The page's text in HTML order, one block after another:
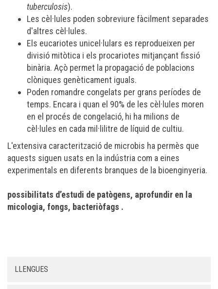
tuberculosis).
Les cèl·lules poden sobreviure fàcilment separades
d'altres cèl·lules.
Els eucariotes unicel·lulars es reprodueixen per
divisió mitòtica i els procariotes mitjançant fissió
binària. Açò permet la propagació de poblacions
clòniques genèticament iguals.
Poden romandre congelats per grans períodes de
temps. Encara i quan el 90% de les cèl·lules moren
en el procés de congelació, hi ha milions de
cèl·lules en cada mil·lilitre de líquid de cultiu.
L'extensiva caracterització de microbis ha permès que
aquests siguen usats en la indústria com a eines
experimentals en diferents branques de la bioenginyeria.
possibilitats d’estudi de patògens, aprofundir en la
micologia, fongs, bacteriòfags .
LLENGUES